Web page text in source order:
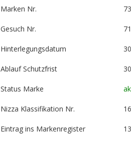
Marken Nr.
Gesuch Nr.
Hinterlegungs­datum
Ablauf Schutzfrist
Status Marke
Nizza Klassifikation Nr.
Eintrag ins Markenregister